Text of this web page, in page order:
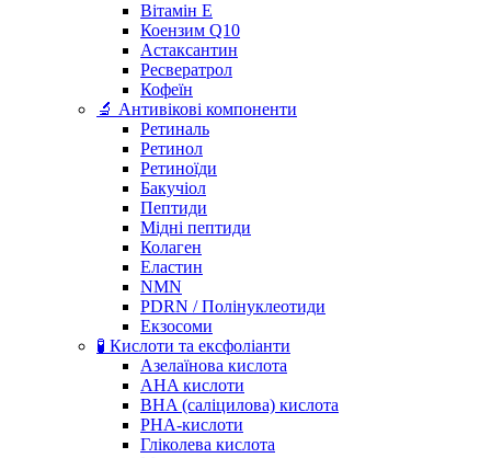
Вітамін Е
Коензим Q10
Астаксантин
Ресвератрол
Кофеїн
🔬 Антивікові компоненти
Ретиналь
Ретинол
Ретиноїди
Бакучіол
Пептиди
Мідні пептиди
Колаген
Еластин
NMN
PDRN / Полінуклеотиди
Екзосоми
🧪 Кислоти та ексфоліанти
Азелаїнова кислота
AHA кислоти
BHA (саліцилова) кислота
PHA-кислоти
Гліколева кислота